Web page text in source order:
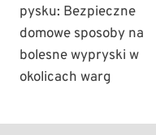
pysku: Bezpieczne
domowe sposoby na
bolesne wypryski w
okolicach warg